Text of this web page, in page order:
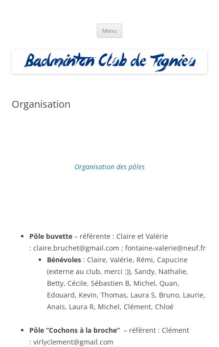
Menu
Organisation
Organisation des pôles
Pôle buvette – référente : Claire et Valérie
: claire.bruchet@gmail.com ; fontaine-valerie@neuf.fr
Bénévoles : Claire, Valérie, Rémi, Capucine
(externe au club, merci :)), Sandy, Nathalie,
Betty, Cécile, Sébastien B, Michel, Quan,
Edouard, Kevin, Thomas, Laura S, Bruno, Laurie,
Anais, Laura R, Michel, Clément, Chloé
Pôle “Cochons à la broche” – référent : Clément
: virlyclement@gmail.com